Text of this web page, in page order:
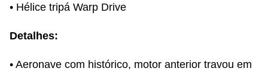
• Hélice tripá Warp Drive
Detalhes:
• Aeronave com histórico, motor anterior travou em